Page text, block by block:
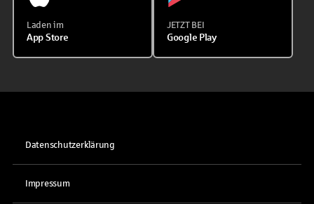
Laden im
App Store
JETZT BEI
Google Play
Datenschutzerklärung
Impressum